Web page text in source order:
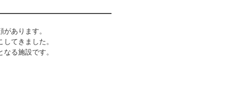
あります。
てきました。
る施設です。